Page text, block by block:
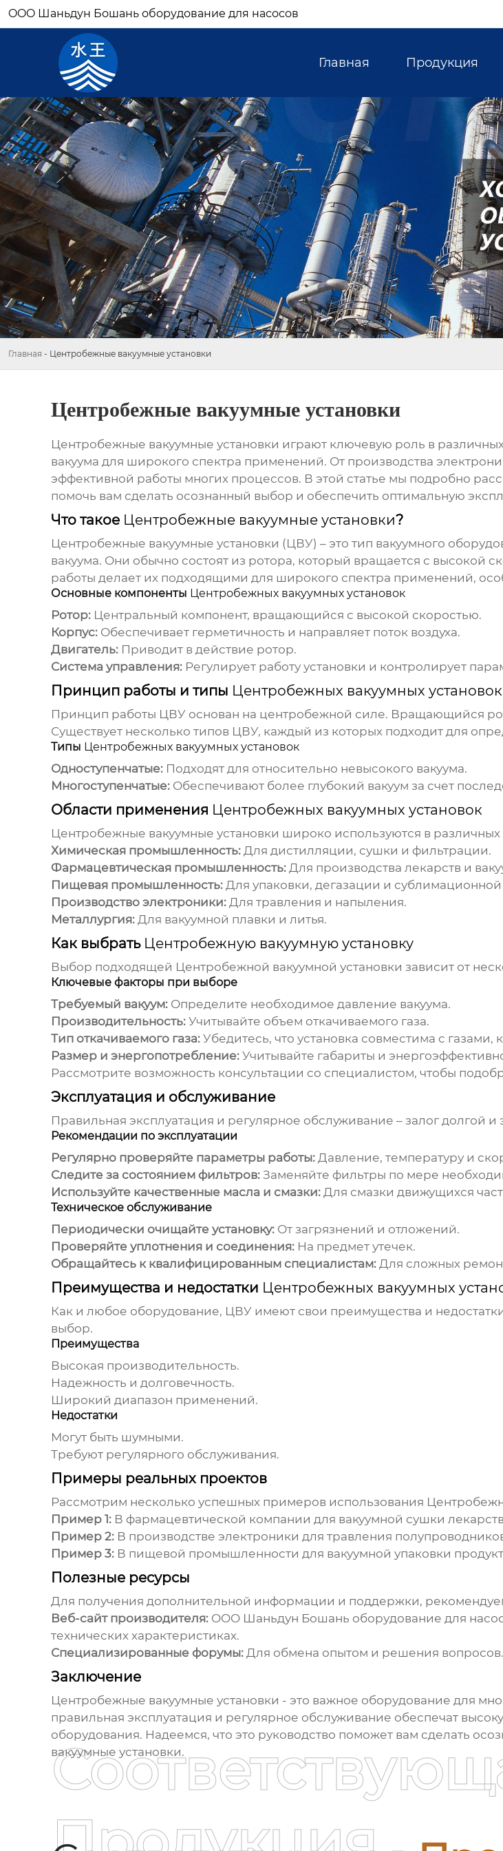
OOO Шаньдун Бошань оборудование для насосов
Главная Продукция
Главная - Центробежные вакуумные установки
Центробежные вакуумные установки
Центробежные вакуумные установки играют ключевую роль в
вакуума для широкого спектра применений. От производства
эффективной работы многих процессов. В этой статье мы подробно
помочь вам сделать осознанный выбор и обеспечить оптимальную
Что такое Центробежные вакуумные установки?
Центробежные вакуумные установки (ЦВУ) – это тип вакуумного
вакуума. Они обычно состоят из ротора, который вращается с высокой
работы делает их подходящими для широкого спектра применений,
Основные компоненты Центробежных вакуумных установок
Ротор:Центральный компонент, вращающийся с высокой скоростью.
Корпус:Обеспечивает герметичность и направляет поток воздуха.
Двигатель:Приводит в действие ротор.
Система управления:Регулирует работу установки и контролирует
Принцип работы и типы Центробежных вакуумных установок
Принцип работы ЦВУ основан на центробежной силе. Вращающийся
Существует несколько типов ЦВУ, каждый из которых подходит для
Типы Центробежных вакуумных установок
Одноступенчатые:Подходят для относительно невысокого вакуума.
Многоступенчатые:Обеспечивают более глубокий вакуум за счет
Области применения Центробежных вакуумных установок
Центробежные вакуумные установки широко используются в
Химическая промышленность:Для дистилляции, сушки и фильтрации.
Фармацевтическая промышленность:Для производства лекарств и
Пищевая промышленность:Для упаковки, дегазации и
Производство электроники:Для травления и напыления.
Металлургия:Для вакуумной плавки и литья.
Как выбрать Центробежную вакуумную установку
Выбор подходящей Центробежной вакуумной установки зависит от
Ключевые факторы при выборе
Требуемый вакуум:Определите необходимое давление вакуума.
Производительность:Учитывайте объем откачиваемого газа.
Тип откачиваемого газа:Убедитесь, что установка совместима с газами,
Размер и энергопотребление:Учитывайте габариты и
Рассмотрите возможность консультации со специалистом, чтобы
Эксплуатация и обслуживание
Правильная эксплуатация и регулярное обслуживание – залог долгой
Рекомендации по эксплуатации
Регулярно проверяйте параметры работы:Давление, температуру и
Следите за состоянием фильтров:Заменяйте фильтры по мере
Используйте качественные масла и смазки:Для смазки движущихся
Техническое обслуживание
Периодически очищайте установку:От загрязнений и отложений.
Проверяйте уплотнения и соединения:На предмет утечек.
Обращайтесь к квалифицированным специалистам:Для сложных
Преимущества и недостатки Центробежных вакуумных
Как и любое оборудование, ЦВУ имеют свои преимущества и
выбор.
Преимущества
Высокая производительность.
Надежность и долговечность.
Широкий диапазон применений.
Недостатки
Могут быть шумными.
Требуют регулярного обслуживания.
Примеры реальных проектов
Рассмотрим несколько успешных примеров использования
Пример 1:В фармацевтической компании для вакуумной сушки
Пример 2:В производстве электроники для травления
Пример 3:В пищевой промышленности для вакуумной упаковки
Полезные ресурсы
Для получения дополнительной информации и поддержки,
Веб-сайт производителя: OOO Шаньдун Бошань оборудование для
технических характеристиках.
Специализированные форумы:Для обмена опытом и решения вопросов.
Заключение
Центробежные вакуумные установки - это важное оборудование для
правильная эксплуатация и регулярное обслуживание обеспечат
оборудования. Надеемся, что это руководство поможет вам сделать
вакуумные установки.